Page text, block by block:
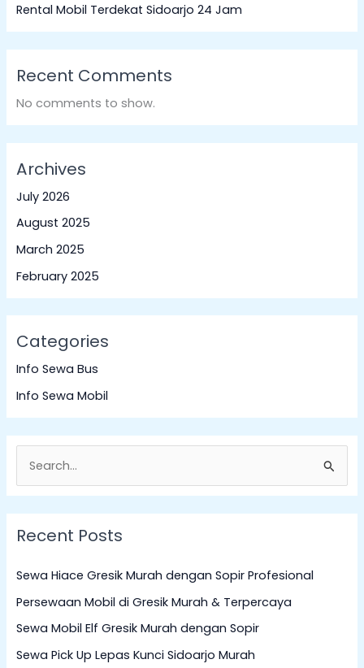
Rental Mobil Terdekat Sidoarjo 24 Jam
Recent Comments
No comments to show.
Archives
July 2026
August 2025
March 2025
February 2025
Categories
Info Sewa Bus
Info Sewa Mobil
e
a
r
f
o
r
Recent Posts
Sewa Hiace Gresik Murah dengan Sopir Profesional
Persewaan Mobil di Gresik Murah & Terpercaya
Sewa Mobil Elf Gresik Murah dengan Sopir
Sewa Pick Up Lepas Kunci Sidoarjo Murah